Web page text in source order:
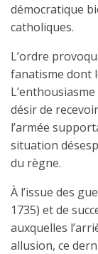
démocratique
catholiques.
L’ordre
fanatisme dont
désir de
l’armée
situation
du règne.
À l’issue des
1735) et de
auxquelles
allusion, ce